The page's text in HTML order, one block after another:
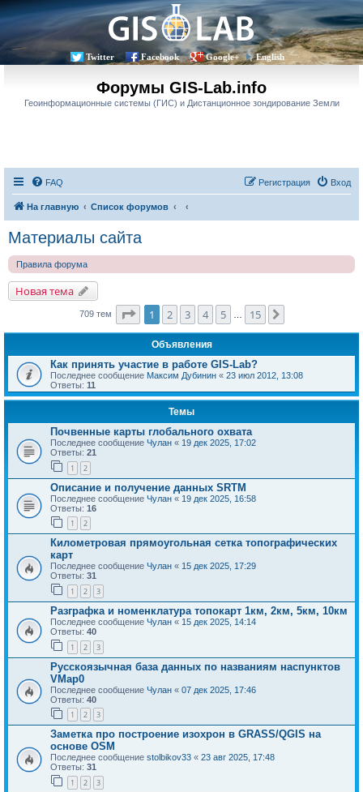
Twitter Facebook Google+ English
Форумы GIS-Lab.info
Геоинформационные системы (ГИС) и Дистанционное зондирование Земли
FAQ Вход
Регистрация
На главную Список форумов
Материалы сайта
Правила форума
Новая тема
709 тем Страница1 из
1 2 3 4 5 15
Объявления
Как принять участие в работе GIS-Lab?
Последнее сообщение Максим Дубинин « 23 июл 2012, 13:08
Ответы: 11
Темы
Почвенные карты глобального охвата
Последнее сообщение Чулан « 19 дек 2025, 17:02
Ответы: 21
1 2
Описание и получение данных SRTM
Последнее сообщение Чулан « 19 дек 2025, 16:58
Ответы: 16
1 2
Километровая прямоугольная сетка топографических
карт
Последнее сообщение Чулан « 15 дек 2025, 17:29
Ответы: 31
1 2 3
Разграфка и номенклатура топокарт 1км, 2км, 5км, 10км
Последнее сообщение Чулан « 15 дек 2025, 14:14
Ответы: 40
1 2 3
Русскоязычная база данных по названиям наспунктов
VMap0
Последнее сообщение Чулан « 07 дек 2025, 17:46
Ответы: 40
1 2 3
Заметка про построение изохрон в GRASS/QGIS на
основе OSM
Последнее сообщение stolbikov33 « 23 авг 2025, 17:48
Ответы: 31
1 2 3